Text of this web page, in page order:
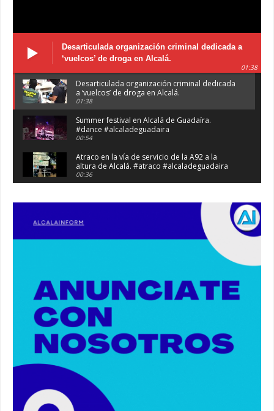
Desarticulada organización criminal dedicada a
‘vuelcos’ de droga en Alcalá.
01:38
Desarticulada organización criminal dedicada
a ‘vuelcos’ de droga en Alcalá.
01:38
Summer festival en Alcalá de Guadaíra.
#dance #alcaladeguadaira
00:54
Atraco en la vía de servicio de la A92 a la
altura de Alcalá. #atraco #alcaladeguadaira
00:36
Alcalá. #policia #narcos
Primeras 191 viviendas VPO en Alcalá de
Guadaíra. #alcaladeguadaira #vivienda #vpo
Premio de Medio Ambiente para el CEIP San
Mateo. #alcaladeguadaira #premios #colegio
03:01
Paseo de caballos. #alcaladeguadaira #ferias
#caballos
Un autobús ha golpeado a otro en el recinto
ferial. #accidente #alcaladeguadaira #ferias